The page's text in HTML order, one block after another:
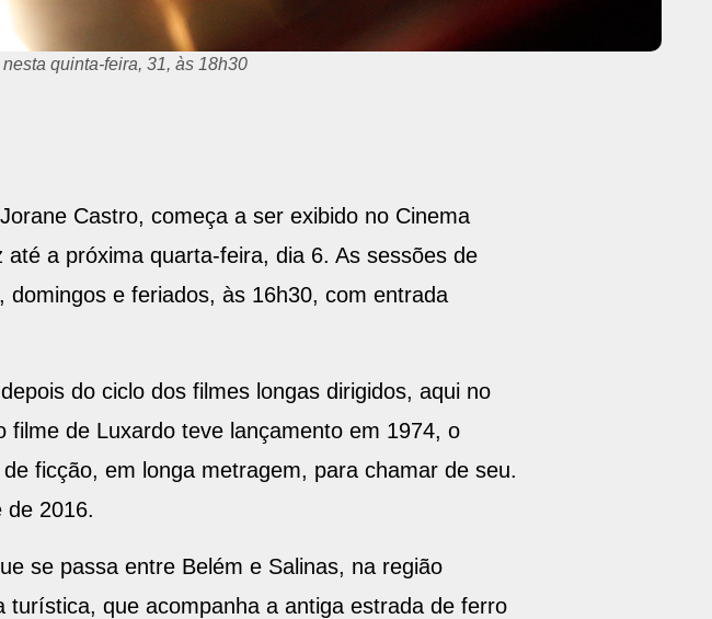
das cenas do filme
Castro, começa a ser exibido no Cinema
a próxima quarta-feira, dia 6. As sessões de
e feriados, às 16h30, com entrada
do ciclo dos filmes longas dirigidos, aqui no
de Luxardo teve lançamento em 1974, o
ficção, em longa metragem, para chamar de seu.
de 2016.
se passa entre Belém e Salinas, na região
que acompanha a antiga estrada de ferro